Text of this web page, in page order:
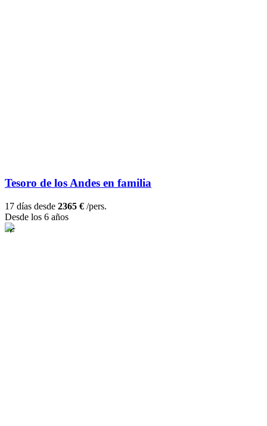
Tesoro de los Andes en familia
17 días desde 2365 € /pers.
Desde los 6 años